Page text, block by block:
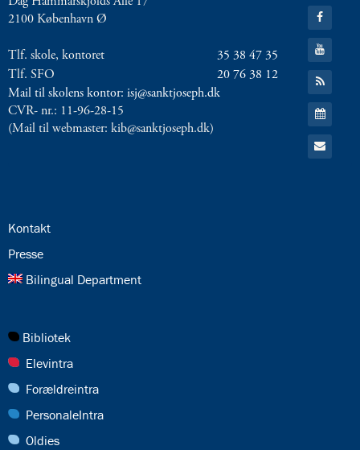
8.0:
Presse
9.0:
Bilingual
Næste
indlæg:
Så
forbereder
2100 København Ø
Tlf. skole, kontoret
35 38 47 35
Tlf. SFO
20 76 38 12
Mail til skolens kontor: isj@sanktjoseph.dk
CVR- nr.: 11-96-28-15
(Mail til webmaster: kib@sanktjoseph.dk)
Twitter
Gå
til:
Facebook
Gå
til:
YouTube
Gå
til:
RSS
feed
Gå
til:
Kalender
Gå
til:
24.0:
Kontakt
25.0:
Presse
26.0:
Bilingual Department
27.0:
Bibliotek
28.0:
Elevintra
29.0:
Forældreintra
30.0:
PersonaleIntra
31.0:
Oldies